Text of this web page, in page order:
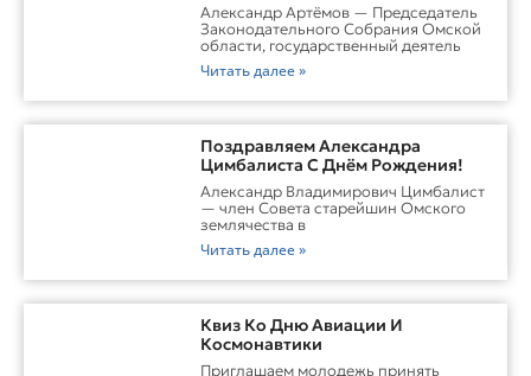
Александр Артёмов — Председатель
Законодательного Собрания Омской
области, государственный деятель
Читать далее »
Поздравляем Александра
Цимбалиста С Днём Рождения!
Александр Владимирович Цимбалист
— член Совета старейшин Омского
землячества в
Читать далее »
Квиз Ко Дню Авиации И
Космонавтики
Приглашаем молодежь принять